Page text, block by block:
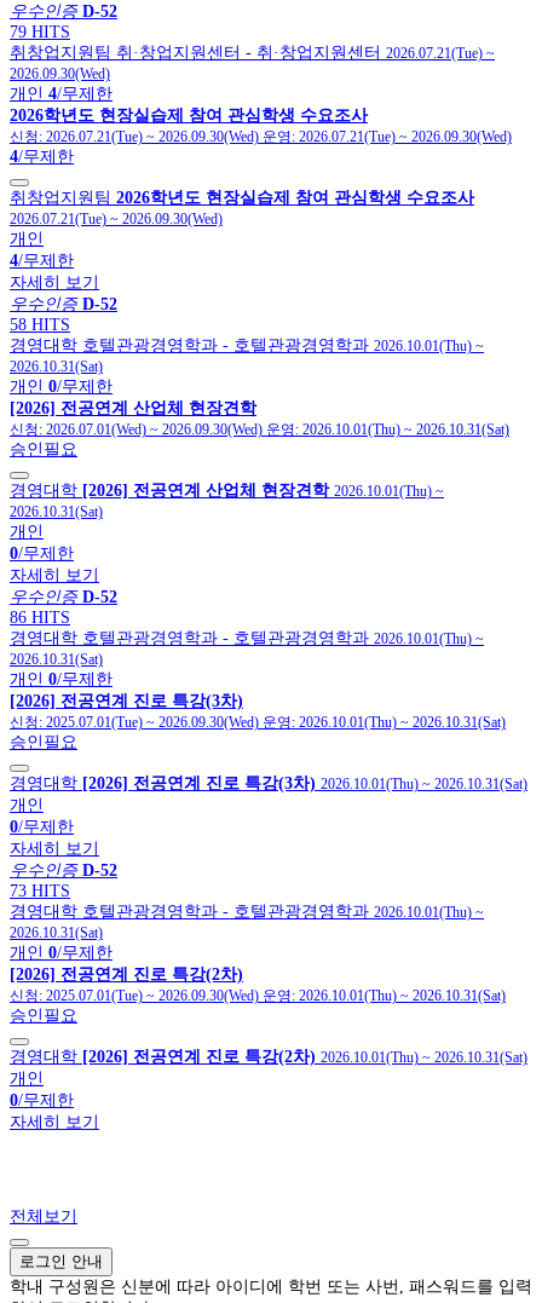
우수인증 D-52
79 HITS
취창업지원팀 취·창업지원센터 - 취·창업지원센터 2026.07.21(Tue) ~
2026.09.30(Wed)
개인 4/무제한
2026학년도 현장실습제 참여 관심학생 수요조사
신청: 2026.07.21(Tue) ~ 2026.09.30(Wed) 운영: 2026.07.21(Tue) ~ 2026.09.30(Wed)
4/무제한
취창업지원팀 2026학년도 현장실습제 참여 관심학생 수요조사
2026.07.21(Tue) ~ 2026.09.30(Wed)
개인
4/무제한
자세히 보기
우수인증 D-52
58 HITS
경영대학 호텔관광경영학과 - 호텔관광경영학과 2026.10.01(Thu) ~
2026.10.31(Sat)
개인 0/무제한
[2026] 전공연계 산업체 현장견학
신청: 2026.07.01(Wed) ~ 2026.09.30(Wed) 운영: 2026.10.01(Thu) ~ 2026.10.31(Sat)
승인필요
경영대학 [2026] 전공연계 산업체 현장견학 2026.10.01(Thu) ~
2026.10.31(Sat)
개인
0/무제한
자세히 보기
우수인증 D-52
86 HITS
경영대학 호텔관광경영학과 - 호텔관광경영학과 2026.10.01(Thu) ~
2026.10.31(Sat)
개인 0/무제한
[2026] 전공연계 진로 특강(3차)
신청: 2025.07.01(Tue) ~ 2026.09.30(Wed) 운영: 2026.10.01(Thu) ~ 2026.10.31(Sat)
승인필요
경영대학 [2026] 전공연계 진로 특강(3차) 2026.10.01(Thu) ~ 2026.10.31(Sat)
개인
0/무제한
자세히 보기
우수인증 D-52
73 HITS
경영대학 호텔관광경영학과 - 호텔관광경영학과 2026.10.01(Thu) ~
2026.10.31(Sat)
개인 0/무제한
[2026] 전공연계 진로 특강(2차)
신청: 2025.07.01(Tue) ~ 2026.09.30(Wed) 운영: 2026.10.01(Thu) ~ 2026.10.31(Sat)
승인필요
경영대학 [2026] 전공연계 진로 특강(2차) 2026.10.01(Thu) ~ 2026.10.31(Sat)
개인
0/무제한
자세히 보기
전체보기
로그인 안내
학내 구성원은 신분에 따라 아이디에 학번 또는 사번, 패스워드를 입력